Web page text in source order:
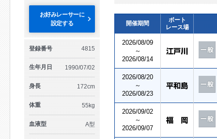
お好みレーサーに
設定する
登録番号 4815
生年月日 1990/07/02
身長 172cm
体重 55kg
血液型 A型
開催期間
ボート
レース場
2026/08/09
～
2026/08/14
2026/08/20
～
2026/08/23
2026/09/02
～
2026/09/07